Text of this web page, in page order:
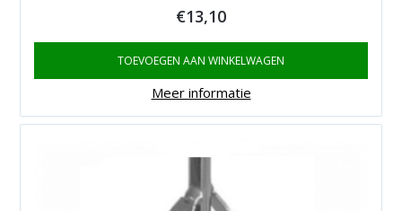
€13,10
TOEVOEGEN AAN WINKELWAGEN
Meer informatie